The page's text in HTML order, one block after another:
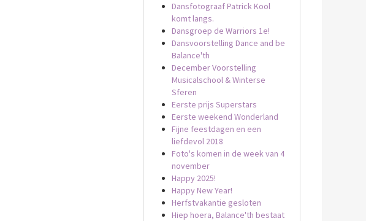
Dansfotograaf Patrick Kool
komt langs.
Dansgroep de Warriors 1e!
Dansvoorstelling Dance and be
Balance'th
December Voorstelling
Musicalschool & Winterse
Sferen
Eerste prijs Superstars
Eerste weekend Wonderland
Fijne feestdagen en een
liefdevol 2018
Foto's komen in de week van 4
november
Happy 2025!
Happy New Year!
Herfstvakantie gesloten
Hiep hoera, Balance'th bestaat